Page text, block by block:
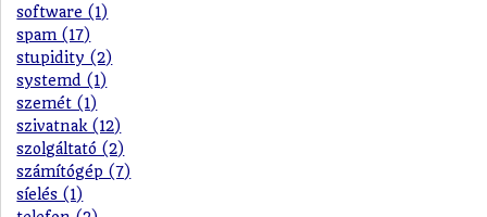
software (1)
spam (17)
stupidity (2)
systemd (1)
szemét (1)
szivatnak (12)
szolgáltató (2)
számítógép (7)
síelés (1)